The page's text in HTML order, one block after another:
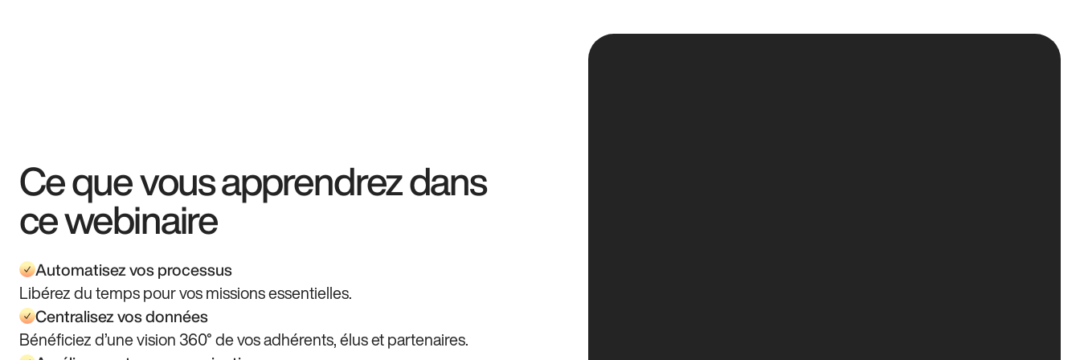
Ce que vous apprendrez dans
ce webinaire
Automatisez vos processus
Libérez du temps pour vos missions essentielles.
Centralisez vos données
Bénéficiez d’une vision 360° de vos adhérents, élus et partenaires.